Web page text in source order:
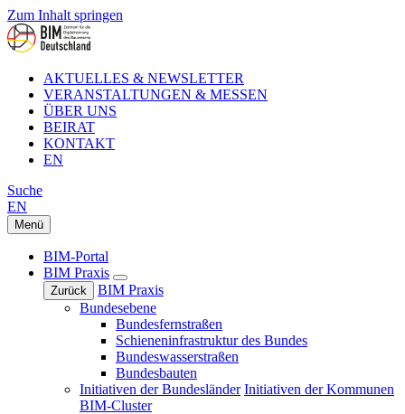
Zum Inhalt springen
AKTUELLES & NEWSLETTER
VERANSTALTUNGEN & MESSEN
ÜBER UNS
BEIRAT
KONTAKT
EN
Suche
EN
Menü
BIM-Portal
BIM Praxis
Zurück
BIM Praxis
Bundesebene
Bundesfernstraßen
Schieneninfrastruktur des Bundes
Bundeswasserstraßen
Bundesbauten
Initiativen der Bundesländer Initiativen der Kommunen
BIM-Cluster